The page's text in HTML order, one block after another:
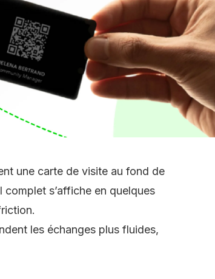
une carte de visite au fond de
s’affiche en quelques
les échanges plus fluides,